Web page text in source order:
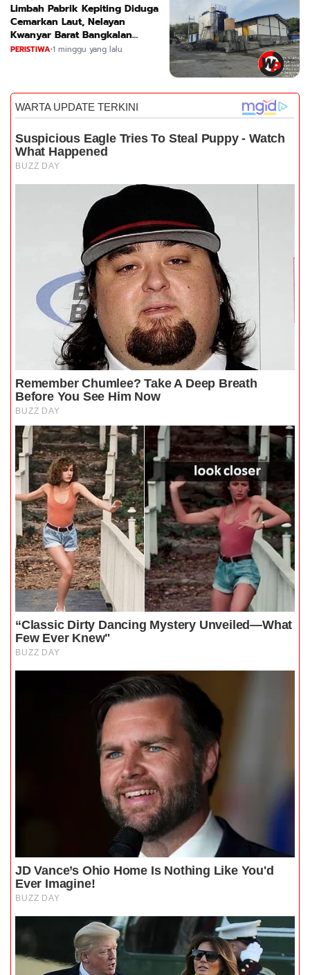
Limbah Pabrik Kepiting Diduga
Cemarkan Laut, Nelayan
Kwanyar Barat Bangkalan
Desak DLH Turun Tangan
PERISTIWA•1 minggu yang lalu